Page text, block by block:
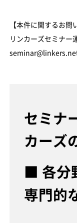
【本件に関するお問
リンカーズセミナー
セミナ
カーズ
■ 各分
専門的